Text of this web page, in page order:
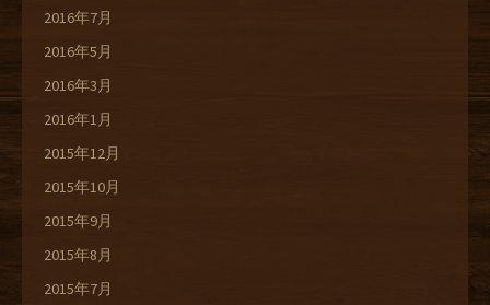
2016年7月
2016年5月
2016年3月
2016年1月
2015年12月
2015年10月
2015年9月
2015年8月
2015年7月